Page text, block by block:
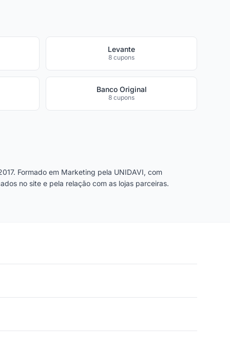
Levante
8 cupons
Banco Original
8 cupons
Formado em Marketing pela UNIDAVI, com
no site e pela relação com as lojas parceiras.